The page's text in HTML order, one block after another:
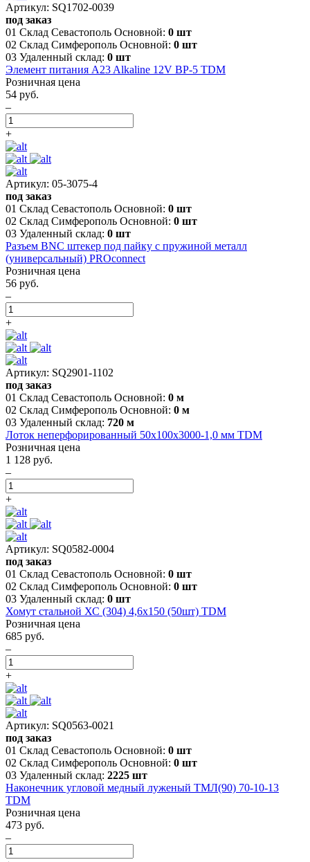
Артикул: SQ1702-0039
под заказ
01 Склад Севастополь Основной: 0 шт
02 Склад Симферополь Основной: 0 шт
03 Удаленный склад: 0 шт
Элемент питания A23 Alkaline 12V BP-5 TDM
Розничная цена
54 руб.
–
+
Артикул: 05-3075-4
под заказ
01 Склад Севастополь Основной: 0 шт
02 Склад Симферополь Основной: 0 шт
03 Удаленный склад: 0 шт
Разъем BNC штекер под пайку с пружиной металл
(универсальный) PROconnect
Розничная цена
56 руб.
–
+
Артикул: SQ2901-1102
под заказ
01 Склад Севастополь Основной: 0 м
02 Склад Симферополь Основной: 0 м
03 Удаленный склад: 720 м
Лоток неперфорированный 50х100х3000-1,0 мм TDM
Розничная цена
1 128 руб.
–
+
Артикул: SQ0582-0004
под заказ
01 Склад Севастополь Основной: 0 шт
02 Склад Симферополь Основной: 0 шт
03 Удаленный склад: 0 шт
Хомут стальной ХС (304) 4,6х150 (50шт) TDM
Розничная цена
685 руб.
–
+
Артикул: SQ0563-0021
под заказ
01 Склад Севастополь Основной: 0 шт
02 Склад Симферополь Основной: 0 шт
03 Удаленный склад: 2225 шт
Наконечник угловой медный луженый ТМЛ(90) 70-10-13
TDM
Розничная цена
473 руб.
–